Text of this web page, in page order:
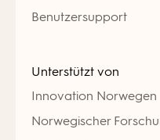
Benutzersupport
Unterstützt von
Innovation Norwegen
Norwegischer